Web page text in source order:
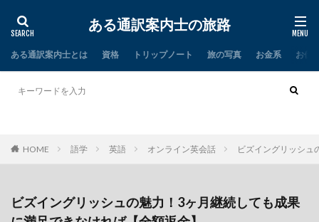
ある通訳案内士の旅路
ある通訳案内士とは 資格 トリップノート 旅の写真 お金系 お仕
HOME 語学 英語 オンライン英会話 ビズイングリッシュ
ビズイングリッシュの魅力！3ヶ月継続しても成果